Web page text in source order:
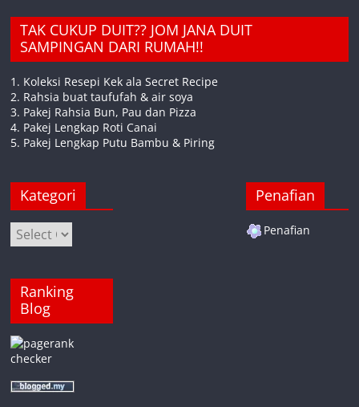
TAK CUKUP DUIT?? JOM JANA DUIT
SAMPINGAN DARI RUMAH!!
1. Koleksi Resepi Kek ala Secret Recipe
2. Rahsia buat taufufah & air soya
3. Pakej Rahsia Bun, Pau dan Pizza
4. Pakej Lengkap Roti Canai
5. Pakej Lengkap Putu Bambu & Piring
Kategori
Kategori
Ranking
Blog
Penafian
Penafian